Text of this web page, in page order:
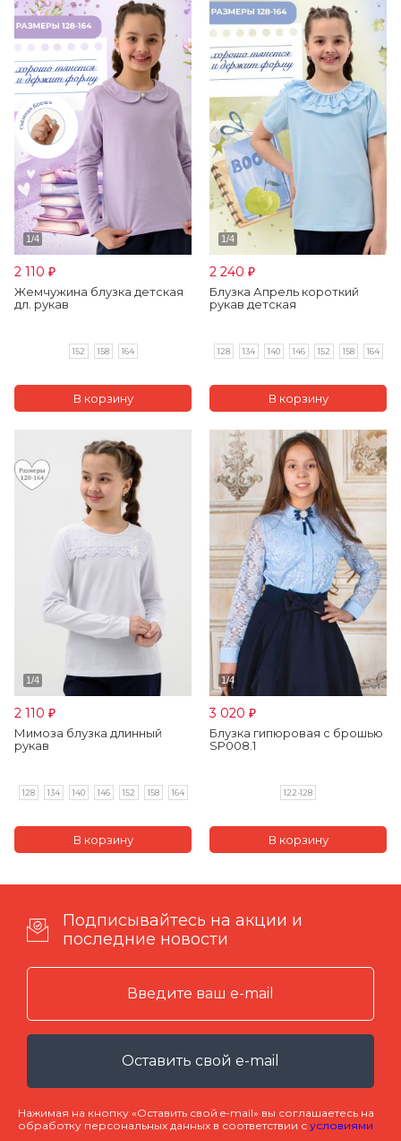
2 110 ₽
Жемчужина блузка детская
дл. рукав
152 158 164
2 240 ₽
Блузка Апрель короткий
рукав детская
128 134 140 146 152 158 164
2 110 ₽
Мимоза блузка длинный
рукав
128 134 140 146 152 158 164
3 020 ₽
Блузка гипюровая с брошью
SP008.1
122-128
Подписывайтесь на акции и
последние новости
Оставить свой e-mail
Нажимая на кнопку «Оставить свой e-mail» вы соглашаетесь на
обработку персональных данных в соответствии с условиями